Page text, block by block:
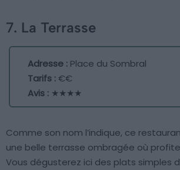
7. La Terrasse
Adresse : Place du Sombral
Tarifs :€€
Avis : ★★★★
Comme son nom l’indique, ce
une belle terrasse ombragée où
Vous dégusterez ici des plats simples